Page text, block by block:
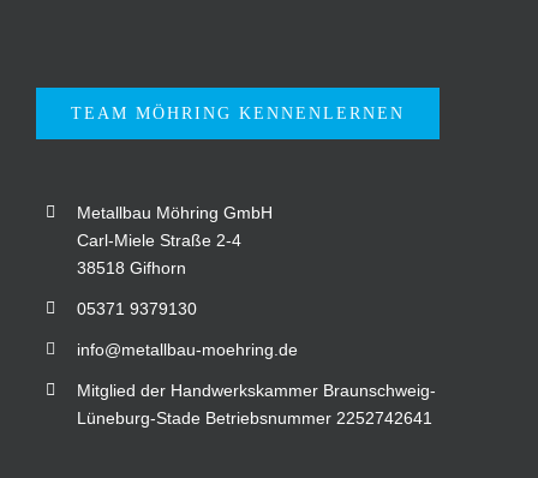
TEAM MÖHRING KENNENLERNEN
Metallbau Möhring GmbH
Carl-Miele Straße 2-4
38518 Gifhorn
05371 9379130
info@metallbau-moehring.de
Mitglied der Handwerkskammer Braunschweig-
Lüneburg-Stade Betriebsnummer 2252742641